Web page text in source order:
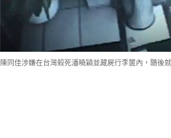
陳同佳涉嫌在台灣殺死潘曉穎並藏屍行李篋內，隨後